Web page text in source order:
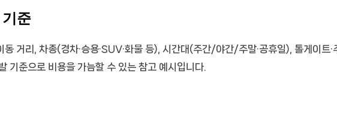
준
거리, 차종(경차·승용·SUV·화물 등), 시간대(주간/야간/주말·공휴일), 톨게이트·
기준으로 비용을 가늠할 수 있는 참고 예시입니다.